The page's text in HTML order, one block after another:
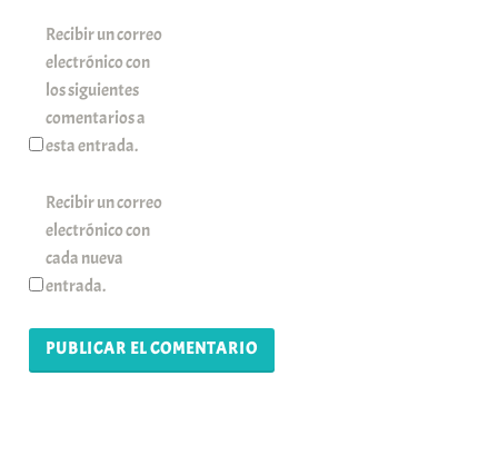
Recibir un correo
electrónico con
los siguientes
comentarios a
esta entrada.
Recibir un correo
electrónico con
cada nueva
entrada.